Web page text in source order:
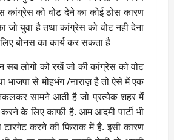
कांग्रेस को वोट देने का कोई ठोस कारण
जो युवा है तथा कांग्रेस को वोट नही देना
बोनस का कार्य कर सकता है
सब लोगो को रखें जो की कांग्रेस को वोट
भाजपा से मोहभंग /नाराज़ है तो ऐसे में एक
सामने आती है जो प्रत्येक शहर में
करने के लिए काफी है. आम आदमी पार्टी भी
करने की फिराक में है. इसी कारण